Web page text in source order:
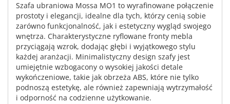
Szafa ubraniowa Mossa MO1 to wyrafinowane połączenie
prostoty i elegancji, idealne dla tych, którzy cenią sobie
zarówno funkcjonalność, jak i estetyczny wygląd swojego
wnętrza. Charakterystyczne ryflowane fronty mebla
przyciągają wzrok, dodając głębi i wyjątkowego stylu
każdej aranżacji. Minimalistyczny design szafy jest
umiejętnie wzbogacony o wysokiej jakości detale
wykończeniowe, takie jak obrzeża ABS, które nie tylko
podnoszą estetykę, ale również zapewniają wytrzymałość
i odporność na codzienne użytkowanie.